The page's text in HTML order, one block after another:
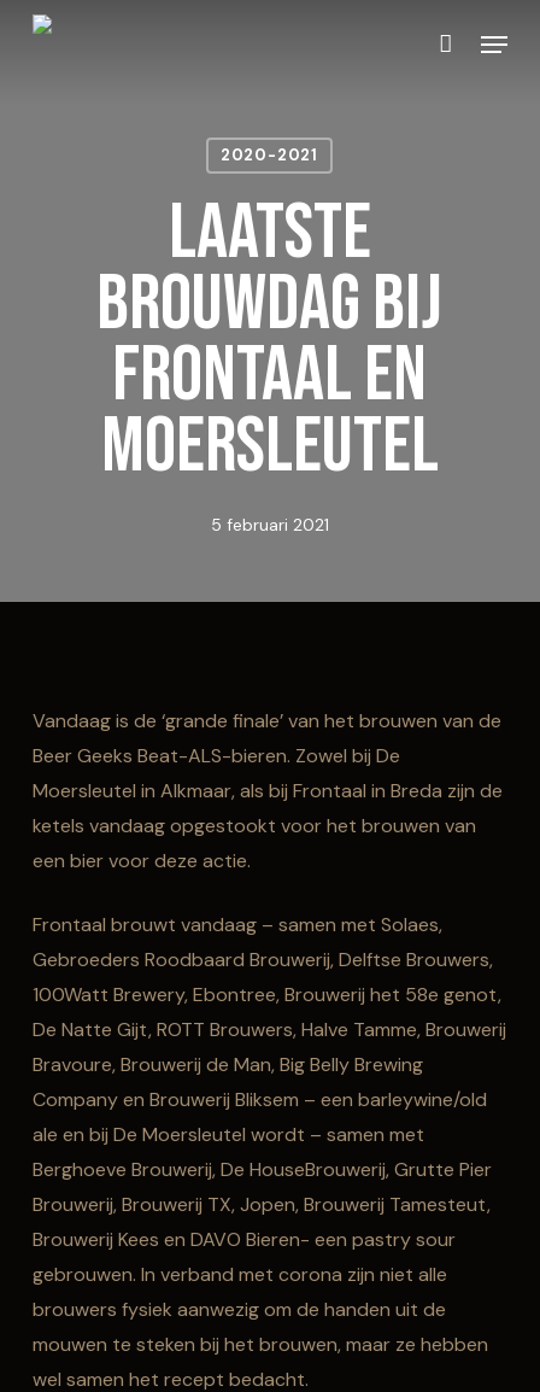
Skip
Menu
Close
2020-2021
Laatste
brouwdag bij
Frontaal en
Moersleutel
5 februari 2021
Vandaag is de ‘grande finale’ van het brouwen van de
Beer Geeks Beat-ALS-bieren. Zowel bij De
Moersleutel in Alkmaar, als bij Frontaal in Breda zijn de
ketels vandaag opgestookt voor het brouwen van
een bier voor deze actie.
Frontaal brouwt vandaag – samen met Solaes,
Gebroeders Roodbaard Brouwerij, Delftse Brouwers,
100Watt Brewery, Ebontree, Brouwerij het 58e genot,
De Natte Gijt, ROTT Brouwers, Halve Tamme, Brouwerij
Bravoure, Brouwerij de Man, Big Belly Brewing
Company en Brouwerij Bliksem – een barleywine/old
ale en bij De Moersleutel wordt – samen met
Berghoeve Brouwerij, De HouseBrouwerij, Grutte Pier
Brouwerij, Brouwerij TX, Jopen, Brouwerij Tamesteut,
Brouwerij Kees en DAVO Bieren- een pastry sour
gebrouwen. In verband met corona zijn niet alle
brouwers fysiek aanwezig om de handen uit de
mouwen te steken bij het brouwen, maar ze hebben
wel samen het recept bedacht.